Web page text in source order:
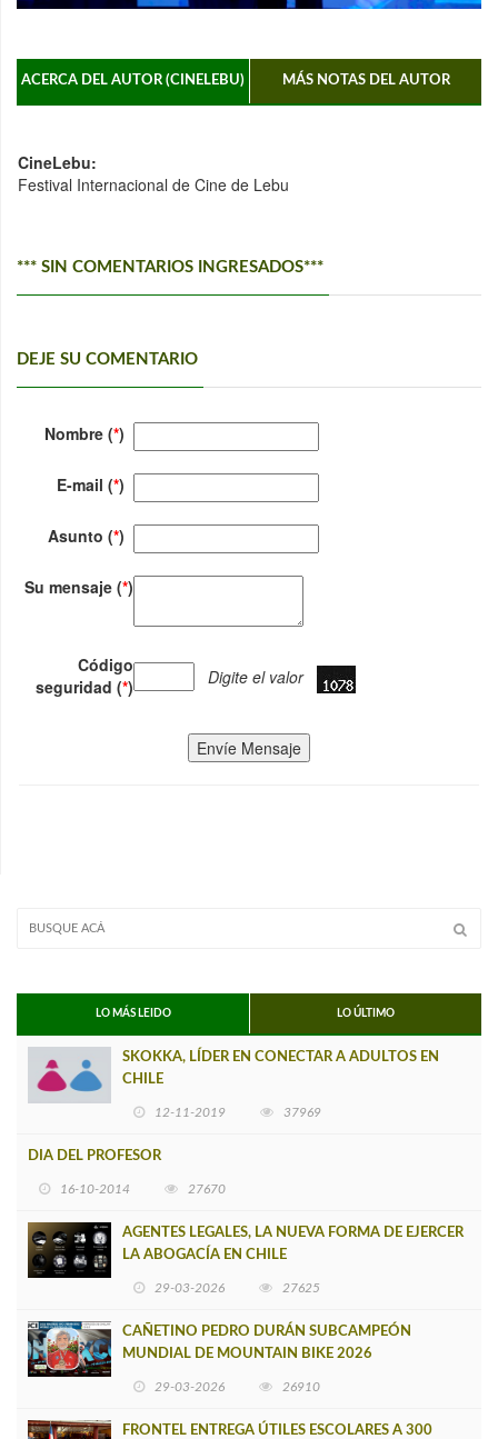
ACERCA DEL AUTOR (CINELEBU) MÁS NOTAS DEL AUTOR
CineLebu:
Festival Internacional de Cine de Lebu
*** SIN COMENTARIOS INGRESADOS***
DEJE SU COMENTARIO
Nombre (*)
E-mail (*)
Asunto (*)
Su mensaje (*)
Código
seguridad (*) Digite el valor
Envíe Mensaje
LO MÁS LEIDO LO ÚLTIMO
SKOKKA, LÍDER EN CONECTAR A ADULTOS EN
CHILE
12-11-2019 37969
DIA DEL PROFESOR
16-10-2014 27670
AGENTES LEGALES, LA NUEVA FORMA DE EJERCER
LA ABOGACÍA EN CHILE
29-03-2026 27625
CAÑETINO PEDRO DURÁN SUBCAMPEÓN
MUNDIAL DE MOUNTAIN BIKE 2026
29-03-2026 26910
FRONTEL ENTREGA ÚTILES ESCOLARES A 300